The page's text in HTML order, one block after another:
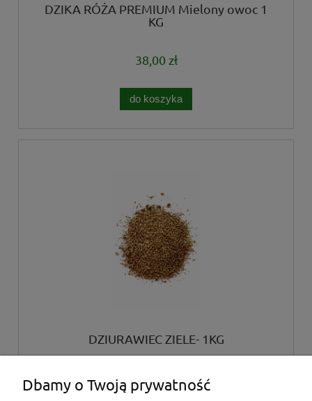
DZIKA RÓŻA PREMIUM Mielony owoc 1
KG
38,00 zł
do koszyka
DZIURAWIEC ZIELE- 1KG
38,00 zł
Dbamy o Twoją prywatność